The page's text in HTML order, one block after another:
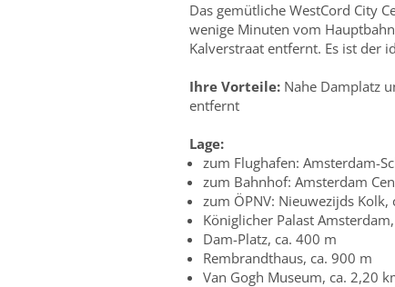
Das gemütliche WestCord City
wenige Minuten vom
Kalverstraat entfernt. Es ist der
Ihre Vorteile: Nahe Damplatz
entfernt
Lage:
zum Flughafen: Amsterdam-
zum Bahnhof: Amsterdam
zum ÖPNV: Nieuwezijds Kolk,
Königlicher Palast
Dam-Platz, ca. 400 m
Rembrandthaus, ca. 900 m
Van Gogh Museum, ca. 2,20